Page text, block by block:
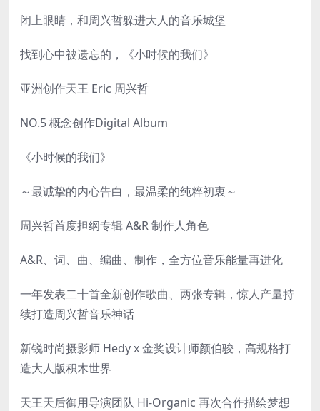
闭上眼睛，和周兴哲躲进大人的音乐城堡
找到心中被遗忘的，《小时候的我们》
亚洲创作天王 Eric 周兴哲
NO.5 概念创作Digital Album
《小时候的我们》
～最诚挚的内心告白，最温柔的纯粹初衷～
周兴哲首度担纲专辑 A&R 制作人角色
A&R、词、曲、编曲、制作，全方位音乐能量再进化
一年发表二十首全新创作歌曲、两张专辑，惊人产量持
续打造周兴哲音乐神话
新锐时尚摄影师 Hedy x 金奖设计师颜伯骏，高规格打
造大人版积木世界
天王天后御用导演团队 Hi-Organic 再次合作描绘梦想